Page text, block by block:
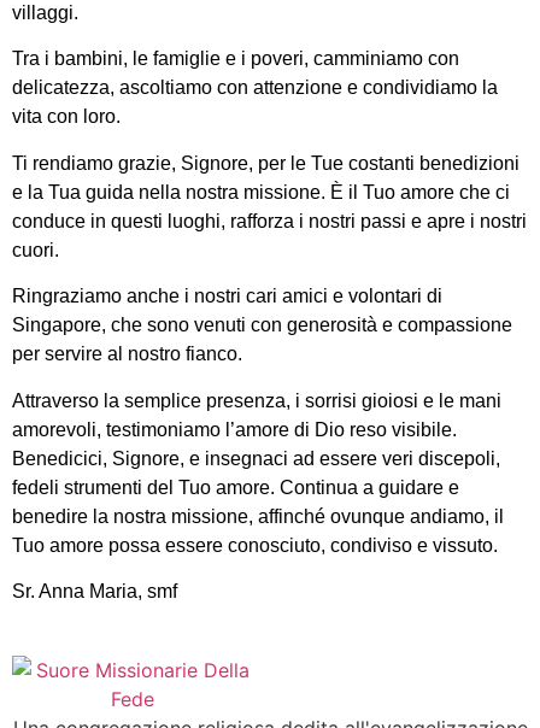
villaggi.
Tra i bambini, le famiglie e i poveri, camminiamo con
delicatezza, ascoltiamo con attenzione e condividiamo la
vita con loro.
Ti rendiamo grazie, Signore, per le Tue costanti benedizioni
e la Tua guida nella nostra missione. È il Tuo amore che ci
conduce in questi luoghi, rafforza i nostri passi e apre i nostri
cuori.
Ringraziamo anche i nostri cari amici e volontari di
Singapore, che sono venuti con generosità e compassione
per servire al nostro fianco.
Attraverso la semplice presenza, i sorrisi gioiosi e le mani
amorevoli, testimoniamo l’amore di Dio reso visibile.
Benedicici, Signore, e insegnaci ad essere veri discepoli,
fedeli strumenti del Tuo amore. Continua a guidare e
benedire la nostra missione, affinché ovunque andiamo, il
Tuo amore possa essere conosciuto, condiviso e vissuto.
Sr. Anna Maria, smf